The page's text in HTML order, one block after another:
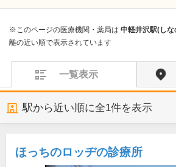
※このページの医療機関・薬局は 中軽井沢駅(し
離の近い順で表示されています
一覧表示
駅から近い順に全1件を表示
ほっちのロッヂの診療所